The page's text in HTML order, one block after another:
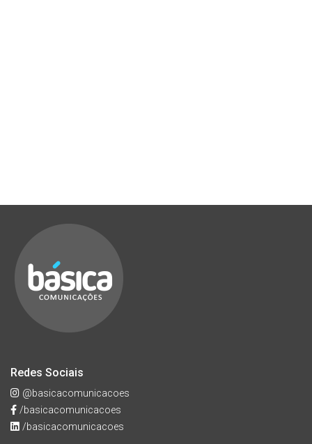
Redes Sociais
@basicacomunicacoes
/basicacomunicacoes
/basicacomunicacoes